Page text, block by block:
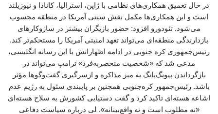
در حال تعمیق همکاری‌های نظامی با ژاپن، استرالیا، کانادا و نیوزیلند
است و این همکاری‌ها مکمل نقش سنتی آمریکا در منطقه محسوب
می‌شود. تئودورو افزود: حضور بازیگران بیشتر در سازوکارهای
بازدارندگی منطقه‌ای می‌تواند تعهد امنیتی آمریکا را مستحکم‌تر کند.
رئیس‌جمهوری کره جنوبی در ادامه اظهاراتش با این رسانه انگلیسی،
مدعی شد که «شخصیت منحصربه‌فرد» ترامپ می‌تواند در
بازگرداندن پیونگ‌یانگ به میز مذاکره و ازسرگیری گفت‌وگوها مؤثر
باشد. رئیس‌جمهور کره‌جنوبی همچنین بر پایبندی سئول به رژیم عدم
اشاعه هسته‌ای تاکید کرد و گفت دستیابی کشورش به سلاح هسته‌ای
«نه مطلوب است و نه واقع‌بینانه». لی درباره سیاست دفاعی